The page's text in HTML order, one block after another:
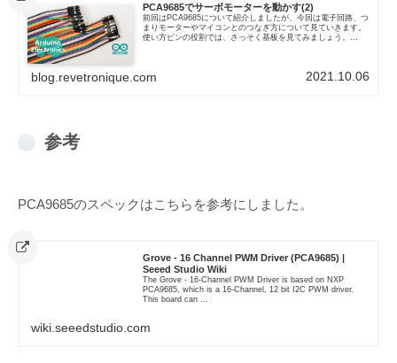
PCA9685でサーボモーターを動かす(2)
前回はPCA9685について紹介しましたが、今回は電子回路、つ
まりモーターやマイコンとのつなぎ方について見ていきます。
使い方ピンの役割では、さっそく基板を見てみましょう。
blog.revetronique.com 2021.10.06
参考
PCA9685のスペックはこちらを参考にしました。
Grove - 16 Channel PWM Driver (PCA9685) |
Seeed Studio Wiki
The Grove - 16-Channel PWM Driver is based on NXP
PCA9685, which is a 16-Channel, 12 bit I2C PWM driver.
This board can ...
wiki.seeedstudio.com